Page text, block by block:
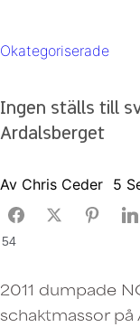
Okategoriserade
Ingen ställs till
Ardalsberget
Av Chris Ceder 5
54
2011 dumpade
schaktmassor